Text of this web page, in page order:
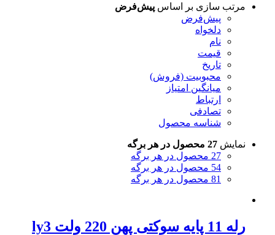
مرتب سازی بر اساس پیش‌فرض
پیش‌فرض
دلخواه
نام
قیمت
تاریخ
محبوبیت (فروش)
میانگین امتیاز
ارتباط
تصادفی
شناسه محصول
نمایش 27 محصول در هر برگه
27 محصول در هر برگه
54 محصول در هر برگه
81 محصول در هر برگه
رله 11 پایه سوکتی پهن 220 ولت ly3